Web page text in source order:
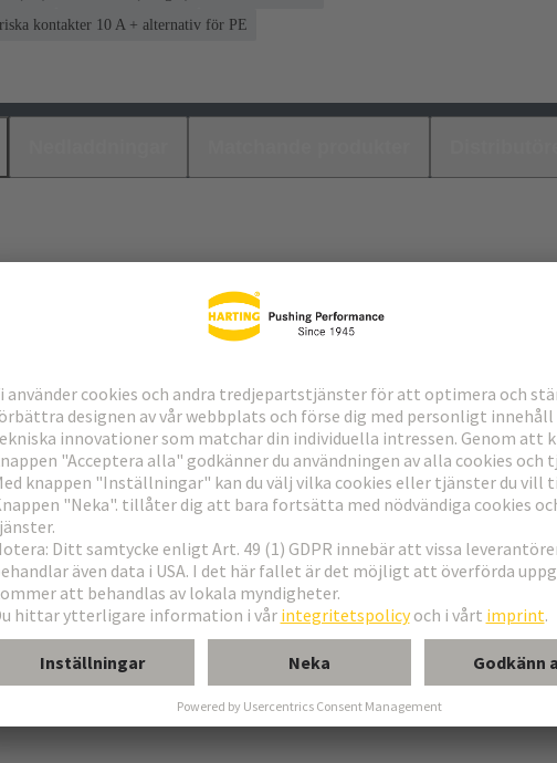
kontakter 10 A + alternativ för PE